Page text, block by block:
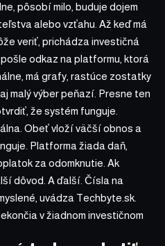
pôsobí milo, buduje dojem
alebo vzťahu. Až keď má
veriť, prichádza investičná
odkaz na platformu, ktorá
má grafy, rastúce zostatky
malý výber peňazí. Presne ten
že systém funguje.
Obeť vloží väčší obnos a
Platforma žiada daň,
za odomknutie. Ak
dôvod. A ďalší. Čísla na
uvádza Techbyte.sk.
v žiadnom investičnom